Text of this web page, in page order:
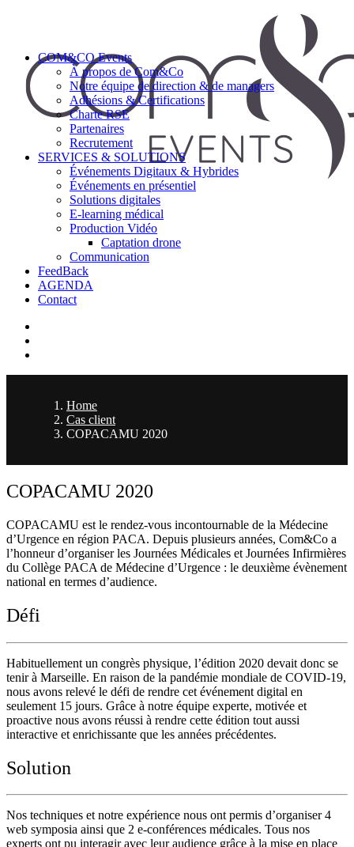
COM&CO Events
À propos de Com&Co
Notre équipe de direction & de managers
Adhésions & Certifications
Charte RSE
Partenaires
Recrutement
SERVICES & SOLUTIONS
Événements Digitaux & Hybrides
Événements en présentiel
Solutions digitales
E-learning médical
Production Vidéo
Captation drone
Communication
FeedBack
AGENDA
Contact
Home
Cas client
COPACAMU 2020
COPACAMU 2020
COPACAMU est le rendez-vous incontournable de la Médecine
d’Urgence en région PACA. Depuis plusieurs années, Com&Co a
l’honneur d’organiser les Journées Médicales et Journées Infirmières
du Collège PACA de Médecine d’Urgence : le deuxième évènement
national en termes d’audience.
Défi
Habituellement un congrès physique, l’édition 2020 devait donc se
tenir à Marseille. En raison de la pandémie mondiale de COVID-19,
nous avons relevé le défi de rendre cet événement digital en
seulement 15 jours. Grâce à notre équipe experte, motivée et
proactive nous avons réussi à rendre cette édition tout aussi
interactive et enrichissante que les années précédentes.
Solution
Nos techniques et notre expérience nous ont permis d’organiser 4
web symposia ainsi que 2 e-conférences médicales. Tous nos
experts ont pu interagir avec leur audience grâce à la mise en place